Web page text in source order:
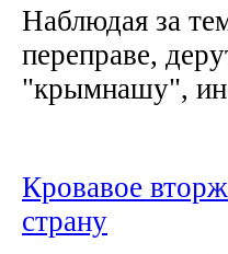
Наблюдая за
переправе,
"крымнашу",
Кровавое
страну